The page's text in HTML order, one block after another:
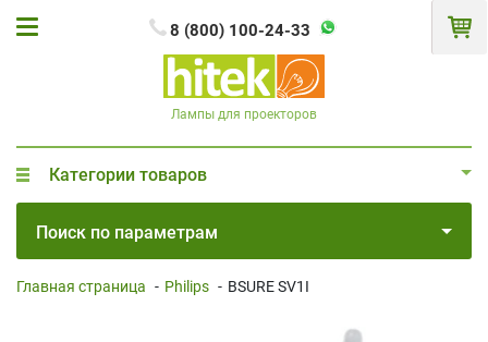
8 (800) 100-24-33
Лампы для проекторов
Категории товаров
Поиск по параметрам
Главная страница - Philips - BSURE SV1I